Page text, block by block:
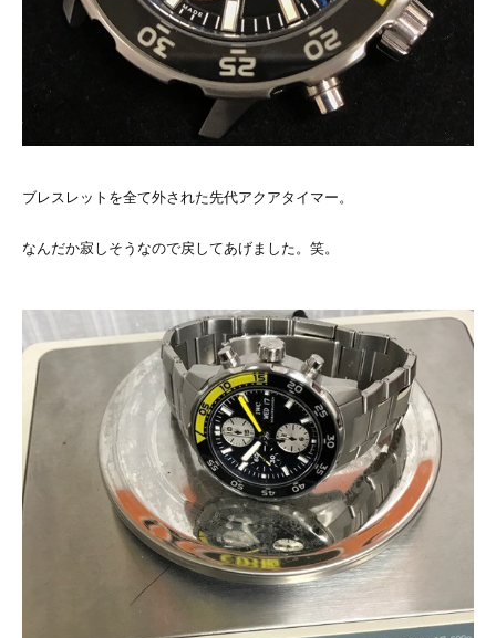
ブレスレットを全て外された先代アクアタイマー。
なんだか寂しそうなので戻してあげました。笑。